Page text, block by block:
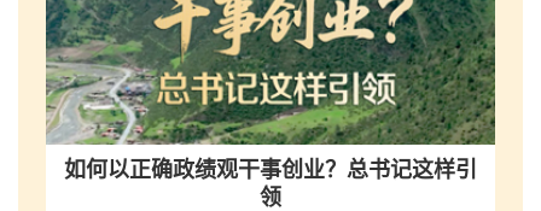
如何以正确政绩观干事创业？总书记这样引
领